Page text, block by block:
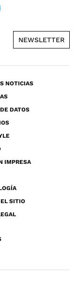
NEWSLETTER
NOTICIAS
DATOS
IMPRESA
SITIO